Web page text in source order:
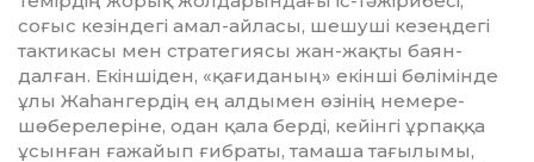
соғыс кезіндегі амал-ай­ласы, шешуші кезеңдегі
тактикасы мен стратегиясы жан-жақты баян­
далған. Екіншіден, «қағиданың» екінші бөлімінде
ұлы Жаһангердің ең ал­дымен өзінің немере-
шөбе­ре­ле­ріне, одан қала берді, кейінгі ұрпаққа
ұсынған ғажайып ғибраты, тамаша тағылымы,